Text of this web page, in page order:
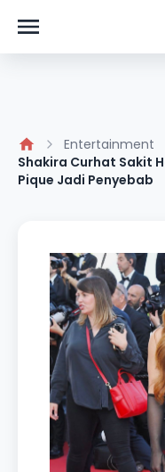
Entertainment
Shakira Curhat Sakit
Pique Jadi Penyebab